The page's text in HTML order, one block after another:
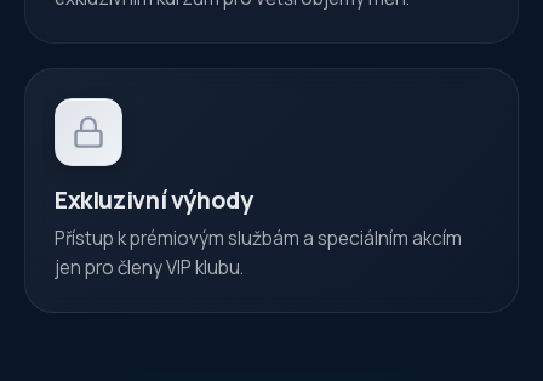
Exkluzivní výhody
Přístup k prémiovým službám a speciálním akcím
jen pro členy VIP klubu.